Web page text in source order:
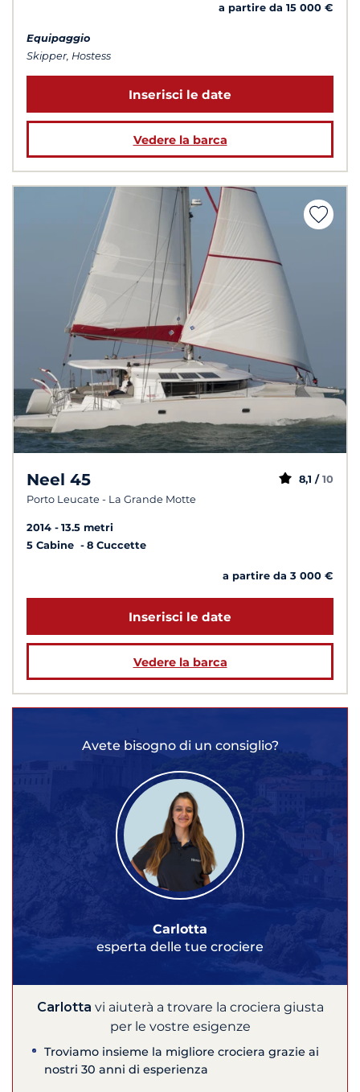
a partire da 15 000 €
Equipaggio
Skipper, Hostess
Inserisci le date
Vedere la barca
Neel 45
Porto Leucate - La Grande Motte
8,1 / 10
2014
13.5 metri
5 Cabine
8 Cuccette
a partire da 3 000 €
Inserisci le date
Vedere la barca
Avete bisogno di un consiglio?
Carlotta
esperta delle tue crociere
Carlotta vi aiuterà a trovare la crociera giusta
per le vostre esigenze
Troviamo insieme la migliore crociera grazie ai
nostri 30 anni di esperienza